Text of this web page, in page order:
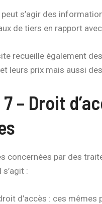
peut s’agir des
de tiers en rapport
recueille également
leurs prix mais aussi
– Droit
concernées par des
:
d’accès : ces mêmes